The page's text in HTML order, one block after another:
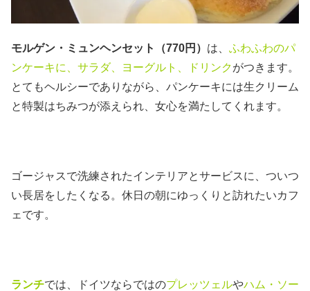
モルゲン・ミュンヘンセット（770円） は、 ふわふわのパ
ンケーキに、サラダ、ヨーグルト、ドリンクがつきます。
とてもヘルシーでありながら、パンケーキには生クリーム
と特製はちみつが添えられ、女心を満たしてくれます。
ゴージャスで洗練されたインテリアとサービスに、ついつ
い長居をしたくなる。休日の朝にゆっくりと訪れたいカフ
ェです。
ランチでは、ドイツならではのプレッツェルやハム・ソー